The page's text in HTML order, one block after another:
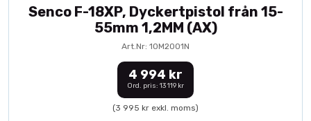
Senco F-18XP, Dyckertpistol från 15-
55mm 1,2MM (AX)
Art.Nr: 10M2001N
4 994 kr
Ord. pris: 13 119 kr
(3 995 kr exkl. moms)